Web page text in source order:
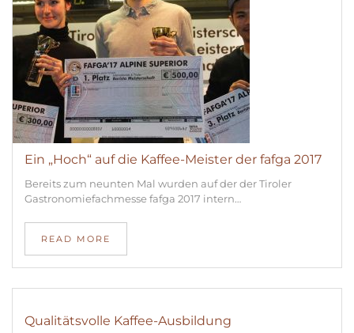
Ein „Hoch“ auf die Kaffee-Meister der fafga 2017
Bereits zum neunten Mal wurden auf der der Tiroler
Gastronomiefachmesse fafga 2017 intern…
READ MORE
Qualitätsvolle Kaffee-Ausbildung